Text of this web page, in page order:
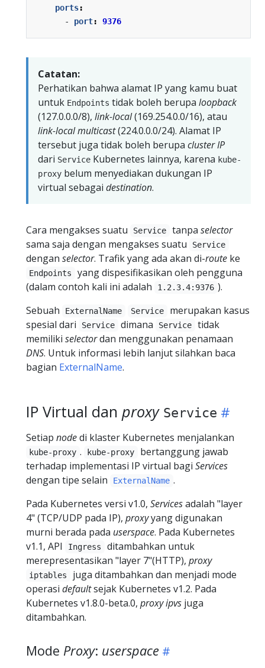
ports:
- port: 9376
Catatan:
Perhatikan bahwa alamat IP yang kamu buat
untuk Endpoints tidak boleh berupa loopback
(127.0.0.0/8), link-local(169.254.0.0/16), atau
link-local multicast(224.0.0.0/24). Alamat IP
tersebut juga tidak boleh berupa cluster IP
dari Service Kubernetes lainnya, karena kube-
proxy belum menyediakan dukungan IP
virtual sebagai destination.
Cara mengakses suatu Service tanpa selector
sama saja dengan mengakses suatu
Service
dengan selector. Trafik yang ada akan di-route ke
Endpoints
yang dispesifikasikan oleh pengguna
(dalam contoh kali ini adalah
1.2.3.4:9376 ).
Sebuah
ExternalName Service
merupakan kasus
spesial dari
Service dimana Service
tidak
memiliki selectordan menggunakan penamaan
DNS. Untuk informasi lebih lanjut silahkan baca
bagian ExternalName.
IP Virtual dan proxy Service
Setiap nodedi klaster Kubernetes menjalankan
kube-proxy . kube-proxy
bertanggung jawab
terhadap implementasi IP virtual bagi Services
dengan tipe selain
ExternalName .
Pada Kubernetes versi v1.0, Servicesadalah "layer
4" (TCP/UDP pada IP), proxyyang digunakan
murni berada pada userspace. Pada Kubernetes
v1.1, API
Ingress
ditambahkan untuk
merepresentasikan "layer 7"(HTTP), proxy
iptables
juga ditambahkan dan menjadi mode
operasi defaultsejak Kubernetes v1.2. Pada
Kubernetes v1.8.0-beta.0, proxyipvs juga
ditambahkan.
Mode Proxy: userspace